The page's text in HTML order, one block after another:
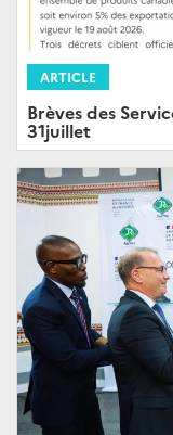
ARTICLE
Brèves des
31juillet